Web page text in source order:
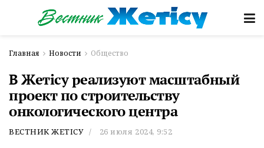
Главная Новости Общество
В Жетісу реализуют масштабный
проект по строительству
онкологического центра
ВЕСТНИК ЖЕТІСУ 26 июля 2024, 9:52